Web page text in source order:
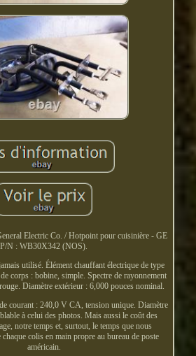
Electric Co. / Hotpoint pour cuisinière - GE
P/N : WB30X342 (NOS).
utilisé. Élément chauffant électrique de type
corps : bobine, simple. Spectre de rayonnement
Diamètre extérieur : 6,000 pouces nominal.
courant : 240,0 V CA, tension unique. Diamètre
à celui des photos. Mais aussi le coût des
notre temps et, surtout, le temps que nous
chaque colis en main propre au bureau de poste
américain.